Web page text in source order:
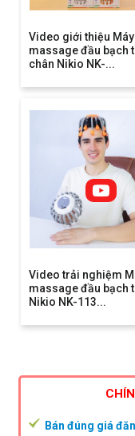
Video giới thiệu Máy
massage đầu bạch
chân Nikio NK-...
Video trải nghiệm
massage đầu bạch
Nikio NK-113...
Bán đúng giá